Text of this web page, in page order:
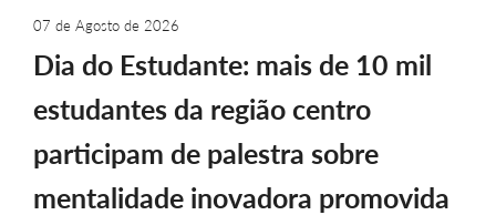
07 de Agosto de 2026
Dia do Estudante: mais de 10 mil
estudantes da região centro
participam de palestra sobre
mentalidade inovadora promovida